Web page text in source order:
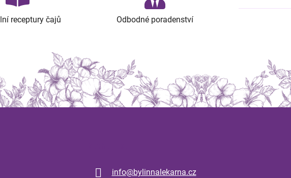
receptury čajů Odbodné poradenství
info@bylinnalekarna.cz